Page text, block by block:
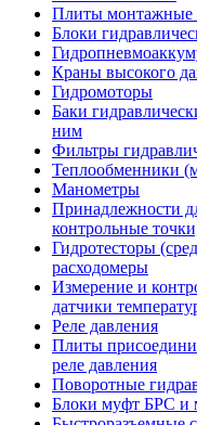
Плиты монтажные
Блоки
Краны высокого
Гидромоторы
Баки
ним
Фильтры
Теплообменники
Манометры
Принадлежности
контрольные
Гидротесторы
расходомеры
Измерение и
датчики
Реле давления
Плиты
реле давления
Поворотные
Блоки муфт БРС и